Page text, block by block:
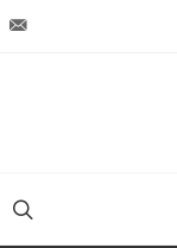
+54 9 236 465-4833